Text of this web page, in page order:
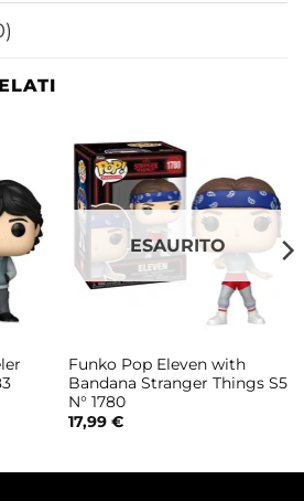
ESAURITO
Funko Pop Eleven with
Bandana Stranger Things S5
N° 1780
17,99 €